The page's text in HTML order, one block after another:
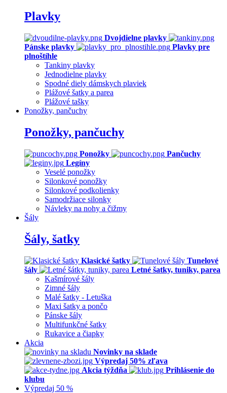
Plavky
Dvojdielne plavky
Pánske plavky
Plavky pre
plnoštíhle
Tankiny plavky
Jednodielne plavky
Spodné diely dámskych plaviek
Plážové šatky a parea
Plážové tašky
Ponožky, pančuchy
Ponožky, pančuchy
Ponožky
Pančuchy
Legíny
Veselé ponožky
Silonkové ponožky
Silonkové podkolienky
Samodržiace silonky
Návleky na nohy a čižmy
Šály
Šály, šatky
Klasické šatky
Tunelové
šály
Letné šatky, tuniky, parea
Kašmírové šály
Zimné šály
Malé šatky - Letuška
Maxi šatky a pončo
Pánske šály
Multifunkčné šatky
Rukavice a čiapky
Akcia
Novinky na sklade
Výpredaj 50% zľava
Akcia týždňa
Prihlásenie do
klubu
Výpredaj 50 %